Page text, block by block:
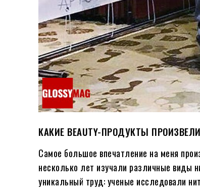
КАКИЕ BEAUTY-ПРОДУКТЫ
Самое большое впечатление на меня
несколько лет изучали различные виды
уникальный труд: ученые исследовали